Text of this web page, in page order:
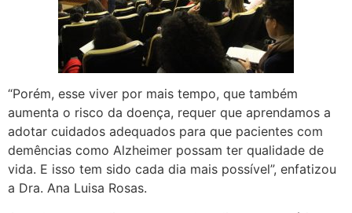
“Porém, esse viver por mais tempo, que também
aumenta o risco da doença, requer que aprendamos a
adotar cuidados adequados para que pacientes com
demências como Alzheimer possam ter qualidade de
vida. E isso tem sido cada dia mais possível”, enfatizou
a Dra. Ana Luisa Rosas.